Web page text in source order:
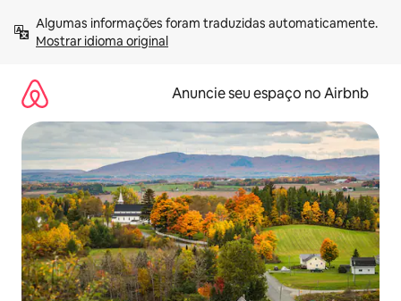
para
Mostrar idioma original
Anuncie seu espaço no Airbnb